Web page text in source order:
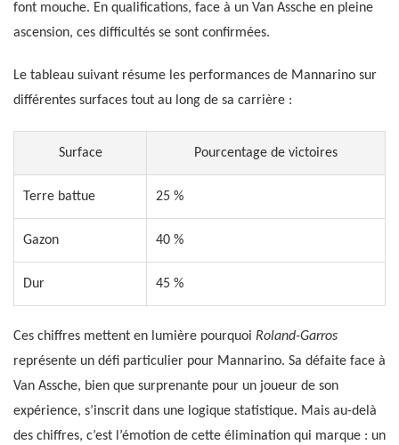
font mouche. En qualifications, face à un Van Assche en pleine
ascension, ces difficultés se sont confirmées.
Le tableau suivant résume les performances de Mannarino sur
différentes surfaces tout au long de sa carrière :
Surface Pourcentage de victoires
Terre battue 25 %
Gazon 40 %
Dur 45 %
Ces chiffres mettent en lumière pourquoi Roland-Garros
représente un défi particulier pour Mannarino. Sa défaite face à
Van Assche, bien que surprenante pour un joueur de son
expérience, s’inscrit dans une logique statistique. Mais au-delà
des chiffres, c’est l’émotion de cette élimination qui marque : un